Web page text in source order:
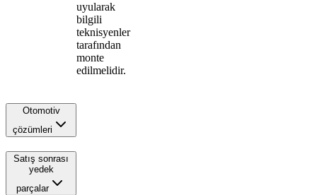
uyularak
bilgili
teknisyenler
tarafından
monte
edilmelidir.
Otomotiv
çözümleri
Satış sonrası
yedek
parçalar